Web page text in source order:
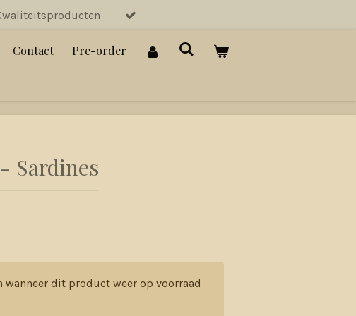
Contact Pre-order
Sardines
wanneer dit product weer op voorraad